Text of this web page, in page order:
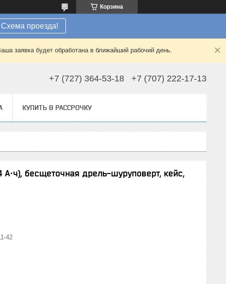
Корзина
Схема проезда!
заявка будет обработана в ближайший рабочий день.
+7 (727) 364-53-18 +7 (707) 222-17-13
КУПИТЬ В РАССРОЧКУ
бесщеточная дрель-шуруповерт, кейс,
42